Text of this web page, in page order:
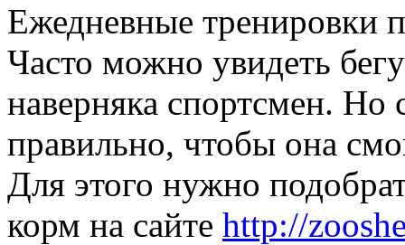
Ежедневные тренировки
Часто можно увидеть
наверняка спортсмен.
правильно, чтобы она
Для этого нужно
корм на сайте http://